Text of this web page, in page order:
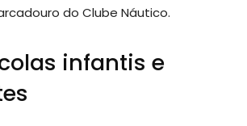
do Clube Náutico.
infantis e